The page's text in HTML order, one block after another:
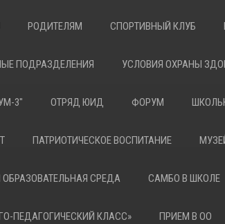
РОДИТЕЛЯМ СПОРТИВНЫЙ КЛУБ
ПОДРАЗДЕЛЕНИЯ УСЛОВИЯ ОХРАНЫ
3" ОТРЯД ЮИД ФОРУМ
ПАТРИОТИЧЕСКОЕ ВОСПИТАНИЕ
СРЕДА САМБО В ШКОЛЕ
ПЕДАГОГИЧЕСКИЙ КЛАСС» ПРИЕМ В ОО